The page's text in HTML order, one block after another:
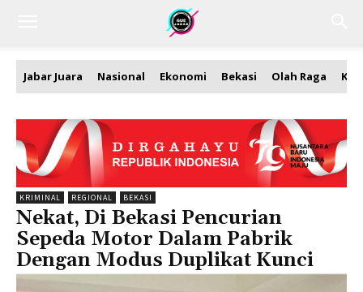
Jabar Juara Nasional Ekonomi Bekasi Olah Raga
KRIMINAL REGIONAL BEKASI
Nekat, Di Bekasi Pencurian
Sepeda Motor Dalam Pabrik
Dengan Modus Duplikat Kunci